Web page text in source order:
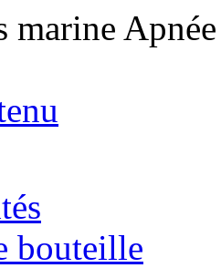
marine
bouteille